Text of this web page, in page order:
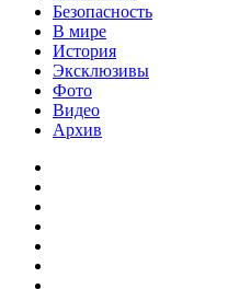
Безопасность
В мире
История
Эксклюзивы
Фото
Видео
Архив